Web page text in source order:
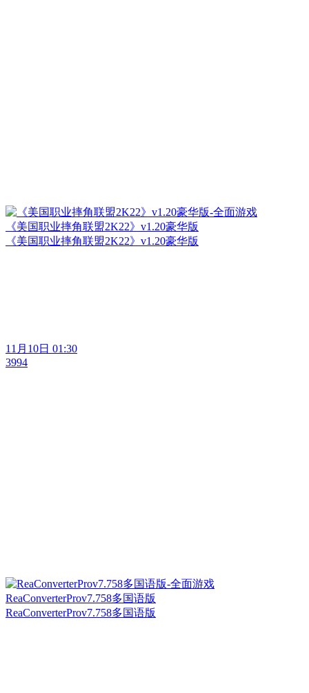
《美国职业摔角联盟2K22》v1.20豪华版
《美国职业摔角联盟2K22》v1.20豪华版
11月10日 01:30
3994
ReaConverterProv7.758多国语版
ReaConverterProv7.758多国语版